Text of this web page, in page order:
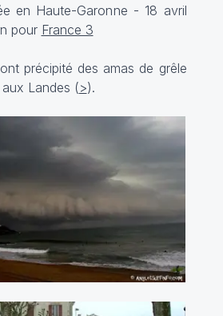
en Haute-Garonne - 18 avril
pour France 3
précipité des amas de grêle
Landes (>).